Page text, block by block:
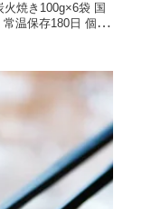
火焼き100g×6袋 国
温保存180日 個包
レトルト惣菜 お取
の具にも便利 短お